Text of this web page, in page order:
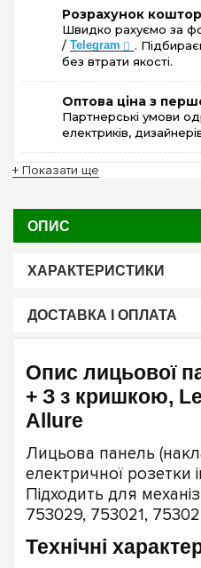
Розрахунок
Швидко рахуємо за
/ Telegram
.
без втрати якості.
Оптова ціна з
Партнерські умови
електриків,
+ Показати ще
ОПИС
ХАРАКТЕРИСТИКИ
ДОСТАВКА І ОПЛАТА
Опис лицьової
+ З з кришкою,
Allure
Лицьова панель
електричної розетки
Підходить для
753029, 753021,
Технічні